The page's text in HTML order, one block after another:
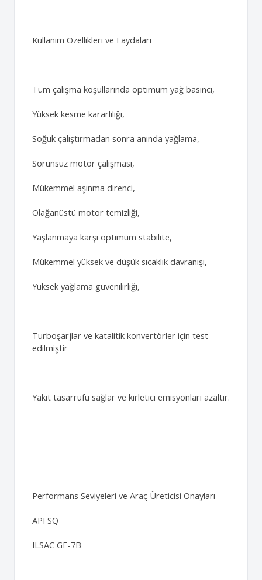
Kullanım Özellikleri ve Faydaları
Tüm çalışma koşullarında optimum yağ basıncı,
Yüksek kesme kararlılığı,
Soğuk çalıştırmadan sonra anında yağlama,
Sorunsuz motor çalışması,
Mükemmel aşınma direnci,
Olağanüstü motor temizliği,
Yaşlanmaya karşı optimum stabilite,
Mükemmel yüksek ve düşük sıcaklık davranışı,
Yüksek yağlama güvenilirliği,
Turboşarjlar ve katalitik konvertörler için test
edilmiştir
Yakıt tasarrufu sağlar ve kirletici emisyonları azaltır.
Performans Seviyeleri ve Araç Üreticisi Onayları
API SQ
ILSAC GF-7B